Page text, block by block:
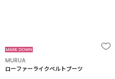
MURUA
ローファーライクベルトブーツ